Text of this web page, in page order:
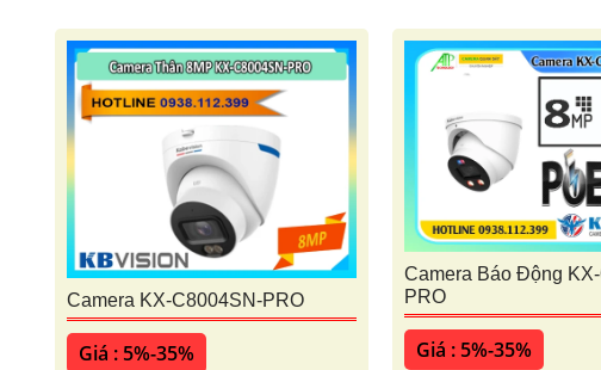
Camera KX-C8004SN-PRO
Giá : 5%-35%
Camera Báo Động
PRO
Giá : 5%-35%